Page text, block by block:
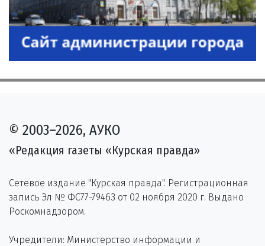
© 2003–2026, АУКО
«Редакция газеты «Курская правда»
Сетевое издание "Курская правда". Регистрационная
запись Эл № ФС77-79463 от 02 ноября 2020 г. Выдано
Роскомнадзором.
Учредители: Министерство информации и